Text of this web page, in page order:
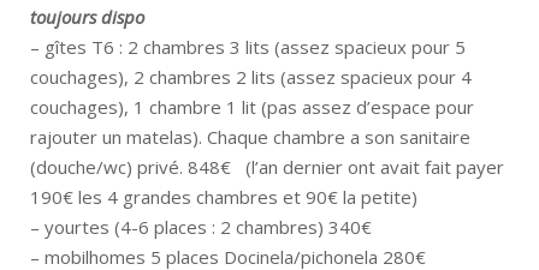
toujours dispo
– gîtes T6 : 2 chambres 3 lits (assez spacieux pour 5
couchages), 2 chambres 2 lits (assez spacieux pour 4
couchages), 1 chambre 1 lit (pas assez d’espace pour
rajouter un matelas). Chaque chambre a son sanitaire
(douche/wc) privé. 848€ (l’an dernier ont avait fait payer
190€ les 4 grandes chambres et 90€ la petite)
– yourtes (4-6 places : 2 chambres) 340€
– mobilhomes 5 places Docinela/pichonela 280€